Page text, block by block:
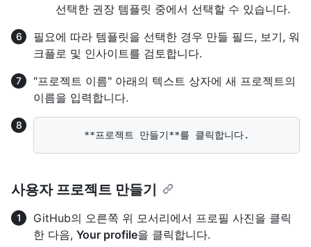
선택한 권장 템플릿 중에서 선택할 수 있습니다.
필요에 따라 템플릿을 선택한 경우 만들 필드, 보기, 워
크플로 및 인사이트를 검토합니다.
"프로젝트 이름" 아래의 텍스트 상자에 새 프로젝트의
이름을 입력합니다.
사용자 프로젝트 만들기
GitHub의 오른쪽 위 모서리에서 프로필 사진을 클릭
한 다음, Your profile을 클릭합니다.